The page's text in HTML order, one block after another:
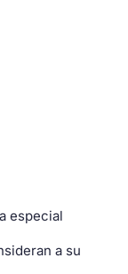
especial
a su